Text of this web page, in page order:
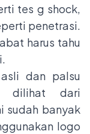
tes g shock,
penetrasi.
harus tahu
dan palsu
dilihat dari
sudah banyak
logo